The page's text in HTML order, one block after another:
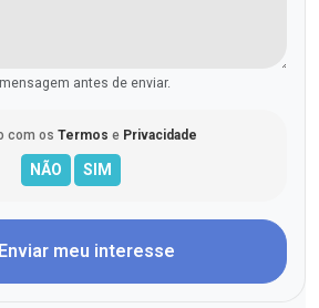
antes de enviar.
com os Termos e Privacidade
Enviar meu interesse